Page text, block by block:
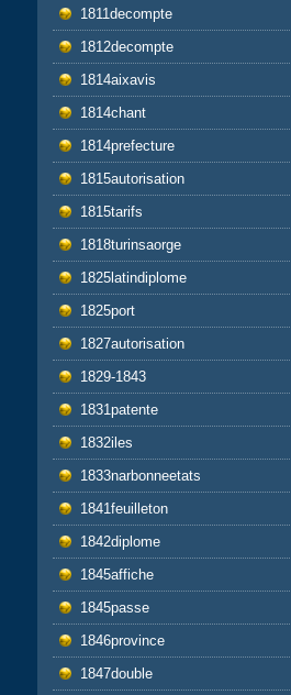
1811decompte
1812decompte
1814aixavis
1814chant
1814prefecture
1815autorisation
1815tarifs
1818turinsaorge
1825latindiplome
1825port
1827autorisation
1829-1843
1831patente
1832iles
1833narbonneetats
1841feuilleton
1842diplome
1845affiche
1845passe
1846province
1847double